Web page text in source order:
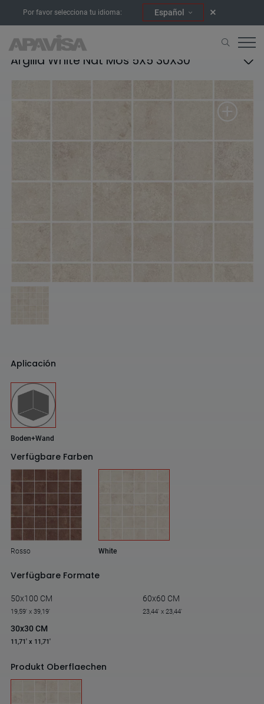
Por favor selecciona tu idioma: Español
Argilla White Nat Mos 5X5 30X30
Aplicación
Boden+Wand
Verfügbare Farben
Rosso White
Verfügbare Formate
50x100 CM
19,59' x 39,19'
60x60 CM
23,44' x 23,44'
30x30 CM
11,71' x 11,71'
Produkt Oberflaechen